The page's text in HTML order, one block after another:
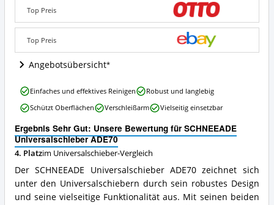
Angebote:
ist
dieser
Universalschieber
erhältlich?
Top Preis
Top Preis
Angebotsübersicht
Ergebnis Sehr Gut: Unsere Bewertung für SCHNEEADE
Universalschieber ADE70
4. Platzim Universalschieber-Vergleich
Der SCHNEEADE Universalschieber ADE70 zeichnet sich
unter den Universalschiebern durch sein robustes Design
und seine vielseitige Funktionalität aus. Mit seinen beiden
SCHNEEADE
Universalschieber
ADE70
Was
spricht
für
diesen
Universalschieber?
Einfaches und effektives Reinigen
Robust und langlebig
Schützt Oberflächen
Verschleißarm Vielseitig einsetzbar